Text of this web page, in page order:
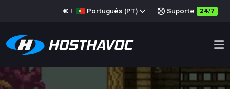
€ | Português (PT) Suporte 24/7